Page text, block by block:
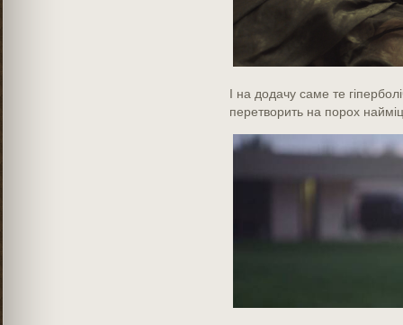
І на додачу саме те
перетворить на порох